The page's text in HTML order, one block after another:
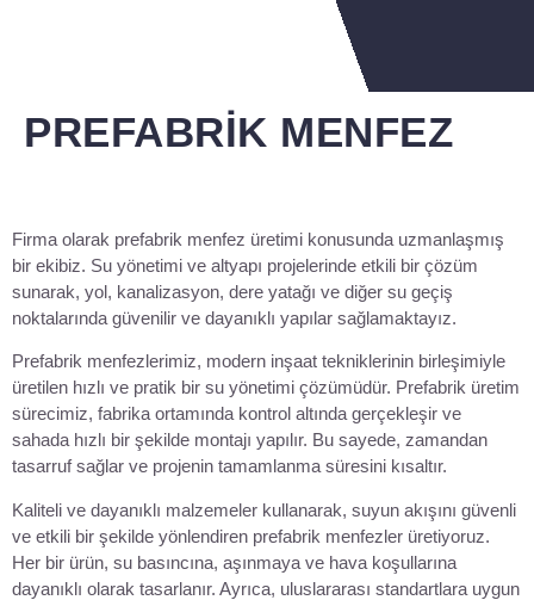
PREFABRIK MENFEZ
Firma olarak prefabrik menfez üretimi konusunda uzmanlaşmış
bir ekibiz. Su yönetimi ve altyapı projelerinde etkili bir çözüm
sunarak, yol, kanalizasyon, dere yatağı ve diğer su geçiş
noktalarında güvenilir ve dayanıklı yapılar sağlamaktayız.
Prefabrik menfezlerimiz, modern inşaat tekniklerinin birleşimiyle
üretilen hızlı ve pratik bir su yönetimi çözümüdür. Prefabrik üretim
sürecimiz, fabrika ortamında kontrol altında gerçekleşir ve
sahada hızlı bir şekilde montajı yapılır. Bu sayede, zamandan
tasarruf sağlar ve projenin tamamlanma süresini kısaltır.
Kaliteli ve dayanıklı malzemeler kullanarak, suyun akışını güvenli
ve etkili bir şekilde yönlendiren prefabrik menfezler üretiyoruz.
Her bir ürün, su basıncına, aşınmaya ve hava koşullarına
dayanıklı olarak tasarlanır. Ayrıca, uluslararası standartlara uygun